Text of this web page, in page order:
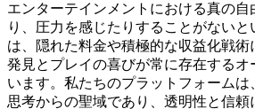
エンターテインメントにおける真の自
り、圧力を感じたりすることがない
は、隠れた料金や積極的な収益化戦術
発見とプレイの喜びが常に存在するオ
います。私たちのプラットフォーム
思考からの聖域であり、透明性と信